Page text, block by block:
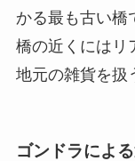
かる最も古い橋
橋の近くにはリ
地元の雑貨を扱
ゴンドラによ